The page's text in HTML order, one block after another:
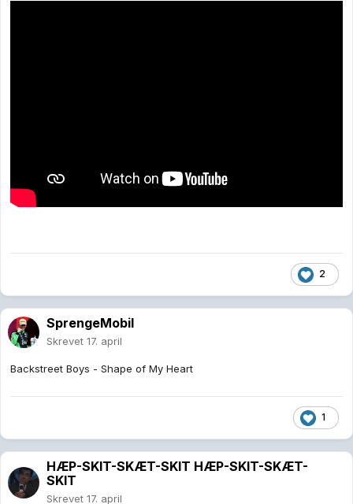
2
SprengeMobil
Skrevet 17. april
Backstreet Boys - Shape of My Heart
1
HÆP-SKIT-SKÆT-SKIT HÆP-SKIT-SKÆT-
SKIT
Skrevet 17. april